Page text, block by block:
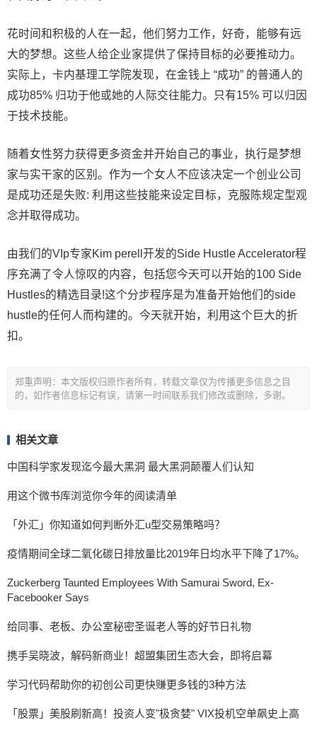
花时间和积极的人在一起，他们努力工作，好奇，能够有远
大的梦想。这些人给企业家提供了保持目标的必要推动力。
实际上，卡内基理工学院发现，在金钱上 “成功” 的普通人的
成功85% 归功于他或她的人际交往能力。只有15% 可以归因
于技术技能。
随着女性努力获得更多资金并开始自己的事业，执行是梦想
家与实干家的区别。作为一个女人不应该决定一个创业公司
是成功还是失败: 利用这些技能来设定目标，克服陈规定型观
念并取得成功。
由我们的VIp专家Kim perell开发的Side Hustle Accelerator程
序充满了令人惊叹的内容，包括您今天可以开始的100 Side
Hustles的精选目录!这个分步程序是为准备开始他们的side
hustle的任何人而构建的。今天就开始，利用这个巨大的折
扣。
郑重声明：本文版权归原作者所有，转载文章仅为传播更多信息之目
的，如作者信息标记有误，请第一时间联系我们修改或删除，多谢。
相关文章
中国科学家发现迄今最大黑洞 最大黑洞颠覆人们认知
用这个微书库浏览你今年的阅读清单
「外汇」你知道如何判断外汇u型交易策略吗？
疫情期间全球二氧化碳日排放量比2019年日均水平下降了17%。
Zuckerberg Taunted Employees With Samurai Sword, Ex-
Facebooker Says
给同事、老板、办公室秘密圣诞老人等的好节日礼物
携手吴晓波，解码新商业！超盟集团生态大会，即将启幕
学习代码帮助你的初创公司更快赚更多钱的3种方法
「股票」美股刷新高！投资人变"极贪婪" VIX投机空单飙史上高